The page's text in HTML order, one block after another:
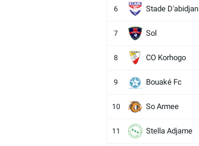
6 Stade D'abidjan
7 Sol
8 CO Korhogo
9 Bouaké Fc
10 So Armee
11 Stella Adjame